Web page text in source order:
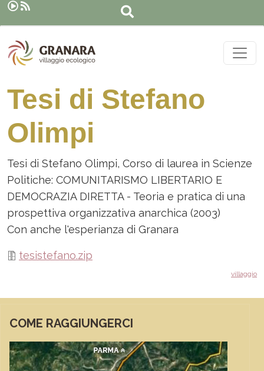
Salta al contenuto principale
Tesi di Stefano
Olimpi
Tesi di Stefano Olimpi, Corso di laurea in Scienze
Politiche: COMUNITARISMO LIBERTARIO E
DEMOCRAZIA DIRETTA - Teoria e pratica di una
prospettiva organizzativa anarchica (2003)
Con anche l'esperianza di Granara
tesistefano.zip
villaggio
COME RAGGIUNGERCI